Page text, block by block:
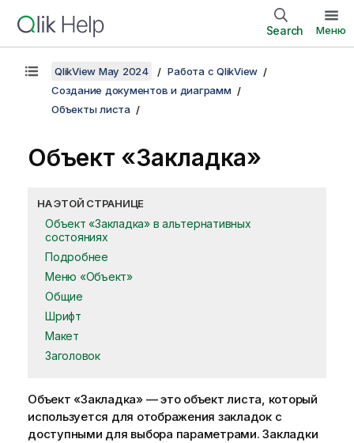
Search Меню
QlikView May 2024
Работа с QlikView
Создание документов и диаграмм
Объекты листа
Объект «Закладка»
НА ЭТОЙ СТРАНИЦЕ
Объект «Закладка» в альтернативных
состояниях
Подробнее
Меню «Объект»
Общие
Шрифт
Макет
Заголовок
Объект «Закладка» — это объект листа, который
используется для отображения закладок с
доступными для выбора параметрами. Закладки